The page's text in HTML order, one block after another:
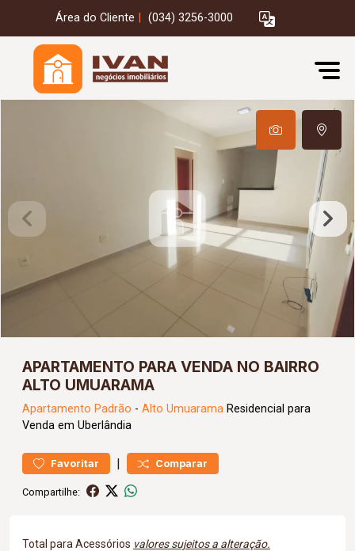
Área do Cliente (034) 3256-3000
APARTAMENTO PARA VENDA NO BAIRRO
ALTO UMUARAMA
Apartamento Padrão - Alto Umuarama Residencial para
Venda em Uberlândia
Favoritar | Comparar
Compartilhe:
Total para Acessórios valores sujeitos a alteração.